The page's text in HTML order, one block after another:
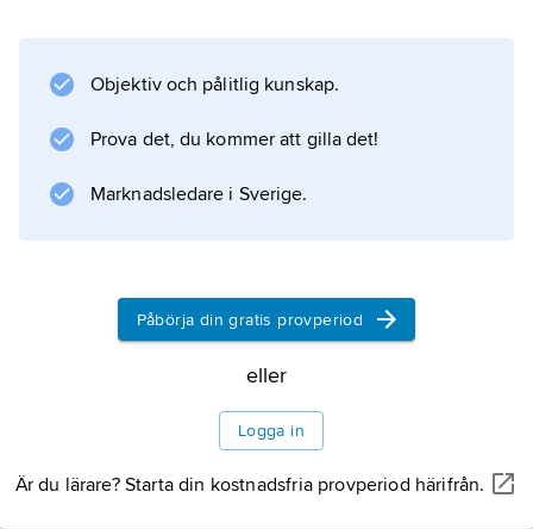
Objektiv och pålitlig kunskap.
Prova det, du kommer att gilla det!
Marknadsledare i Sverige.
Påbörja din gratis provperiod
eller
Logga in
Är du lärare? Starta din kostnadsfria provperiod härifrån.